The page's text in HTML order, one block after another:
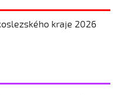
kraje 2026